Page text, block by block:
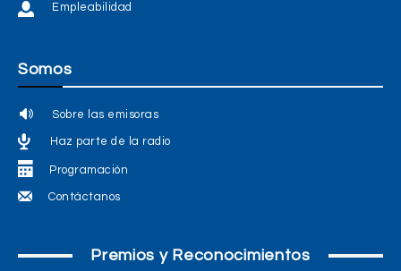
Empleabilidad
Somos
Sobre las emisoras
Haz parte de la radio
Programación
Contáctanos
Premios y Reconocimientos